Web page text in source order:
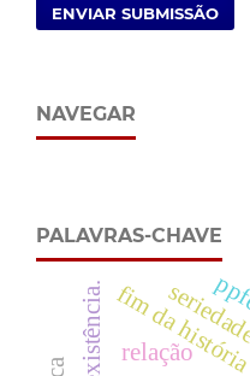
ENVIAR SUBMISSÃO
NAVEGAR
PALAVRAS-CHAVE
relação
fim da
existência.